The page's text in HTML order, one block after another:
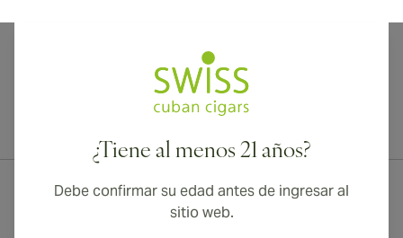
¿Tiene al menos 21 años?
Debe confirmar su edad antes de ingresar al
sitio web.